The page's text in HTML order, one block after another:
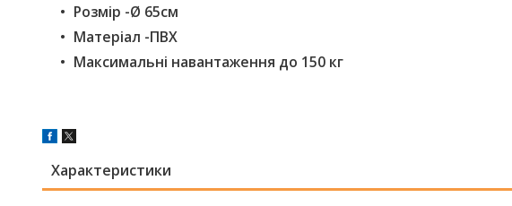
Розмір -Ø 65см
Матеріал -ПВХ
Максимальні навантаження до 150 кг
Характеристики